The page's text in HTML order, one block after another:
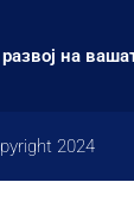
на
2024